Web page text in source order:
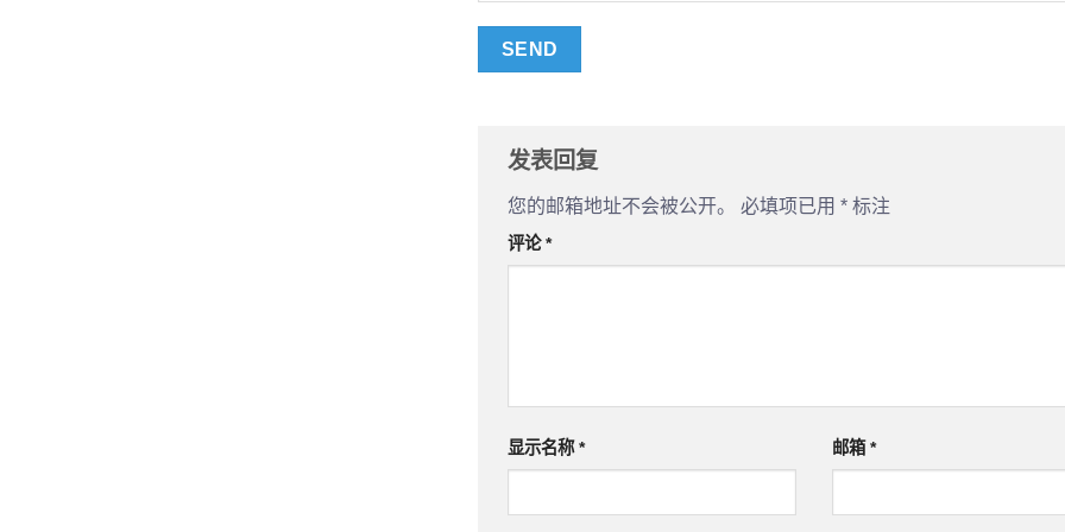
发表回复
您的邮箱地址不会被公开。 必填项已用 * 标注
评论*
显示名称* 邮箱*